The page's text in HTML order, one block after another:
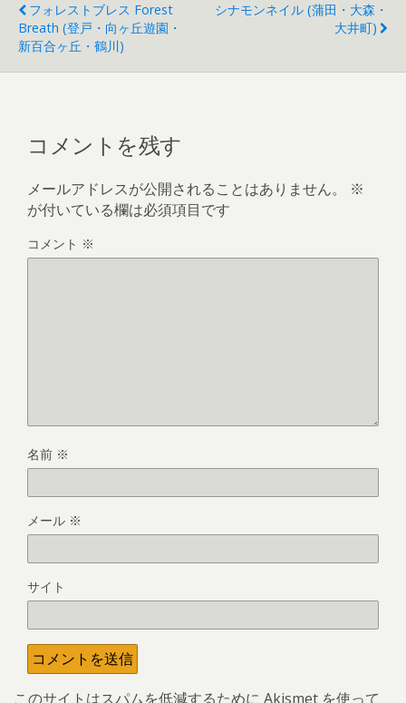
フォレストブレス Forest
Breath (登戸・向ヶ丘遊園・
新百合ヶ丘・鶴川)
シナモンネイル (蒲田・大森・
大井町)
コメントを残す
メールアドレスが公開されることはありません。
※
が付いている欄は必須項目です
コメント ※
名前 ※
メール ※
サイト
このサイトはスパムを低減するために Akismet を使って